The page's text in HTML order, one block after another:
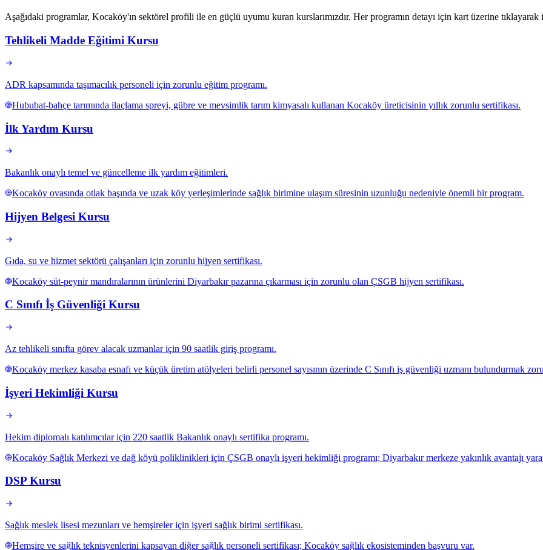
Aşağıdaki programlar, Kocaköy'ın sektörel profili ile en güçlü uyumu kuran kurslarımızdır. Her programın detayı için kart üzerine
Tehlikeli Madde Eğitimi Kursu
ADR kapsamında taşımacılık personeli için zorunlu eğitim programı.
Hububat-bahçe tarımında ilaçlama spreyi, gübre ve mevsimlik tarım kimyasalı kullanan Kocaköy üreticisinin yıllık zorunlu sertifikası.
İlk Yardım Kursu
Bakanlık onaylı temel ve güncelleme ilk yardım eğitimleri.
Kocaköy ovasında otlak başında ve uzak köy yerleşimlerinde sağlık birimine ulaşım süresinin uzunluğu nedeniyle önemli bir program.
Hijyen Belgesi Kursu
Gıda, su ve hizmet sektörü çalışanları için zorunlu hijyen sertifikası.
Kocaköy süt-peynir mandıralarının ürünlerini Diyarbakır pazarına çıkarması için zorunlu olan ÇSGB hijyen sertifikası.
C Sınıfı İş Güvenliği Kursu
Az tehlikeli sınıfta görev alacak uzmanlar için 90 saatlik giriş programı.
Kocaköy merkez kasaba esnafı ve küçük üretim atölyeleri belirli personel sayısının üzerinde C Sınıfı iş güvenliği uzmanı bulundurmak
İşyeri Hekimliği Kursu
Hekim diplomalı katılımcılar için 220 saatlik Bakanlık onaylı sertifika programı.
Kocaköy Sağlık Merkezi ve dağ köyü poliklinikleri için ÇSGB onaylı işyeri hekimliği programı; Diyarbakır merkeze yakınlık avantajı
DSP Kursu
Sağlık meslek lisesi mezunları ve hemşireler için işyeri sağlık birimi sertifikası.
Hemşire ve sağlık teknisyenlerini kapsayan diğer sağlık personeli sertifikası; Kocaköy sağlık ekosisteminden başvuru var.